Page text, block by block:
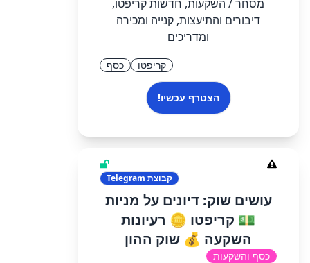
מסחר / השקעות, חדשות קריפטו,
דיבורים והתיעצות, קנייה ומכירה
ומדריכים
קריפטו כסף
הצטרף עכשיו!
קבוצת
עושים שוק: דיונים על מניות
💵 קריפטו 🪙 רעיונות
השקעה 💰 שוק ההון
כסף והשקעות